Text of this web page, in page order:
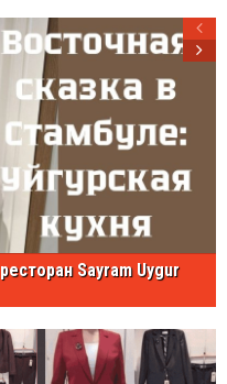
Sayram Uygur